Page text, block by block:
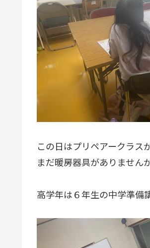
この日はプリペアークラス
まだ暖房器具がありません
高学年は６年生の中学準備